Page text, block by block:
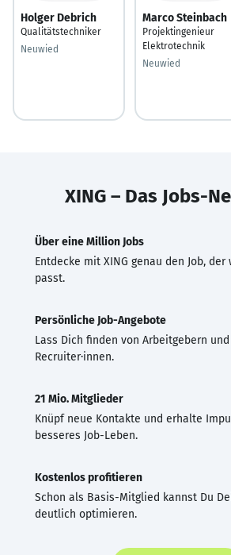
Holger Debrich
Qualitätstechniker
Neuwied
Marco Steinbach
Projektingenieur
Elektrotechnik
Neuwied
XING – Das Jobs-
Über eine Million Jobs
Entdecke mit XING genau den Job,
passt.
Persönliche Job-Angebote
Lass Dich finden von Arbeitgebern
Recruiter·innen.
21 Mio. Mitglieder
Knüpf neue Kontakte und erhalte
besseres Job-Leben.
Kostenlos profitieren
Schon als Basis-Mitglied kannst Du
deutlich optimieren.